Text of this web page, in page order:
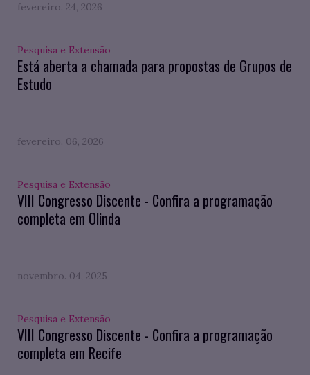
fevereiro. 24, 2026
Pesquisa e Extensão
Está aberta a chamada para propostas de Grupos de
Estudo
fevereiro. 06, 2026
Pesquisa e Extensão
VIII Congresso Discente - Confira a programação
completa em Olinda
novembro. 04, 2025
Pesquisa e Extensão
VIII Congresso Discente - Confira a programação
completa em Recife